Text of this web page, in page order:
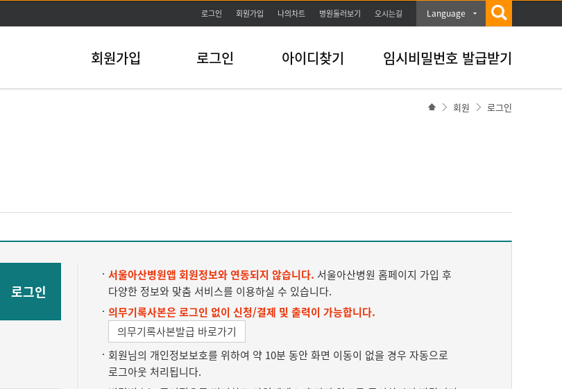
주메뉴바로가기
본문바로가기
로그인 회원가입 나의차트 병원둘러보기 오시는길 Language
회원가입 로그인 아이디찾기 임시비밀번호 발급받기
회원 로그인
로그인
서울아산병원앱 회원정보와 연동되지 않습니다. 서울아산병원 홈페이지 가입 후
다양한 정보와 맞춤 서비스를 이용하실 수 있습니다.
의무기록사본은 로그인 없이 신청/결제 및 출력이 가능합니다.
의무기록사본발급 바로가기
회원님의 개인정보보호를 위하여 약 10분 동안 화면 이동이 없을 경우 자동으로
로그아웃 처리됩니다.